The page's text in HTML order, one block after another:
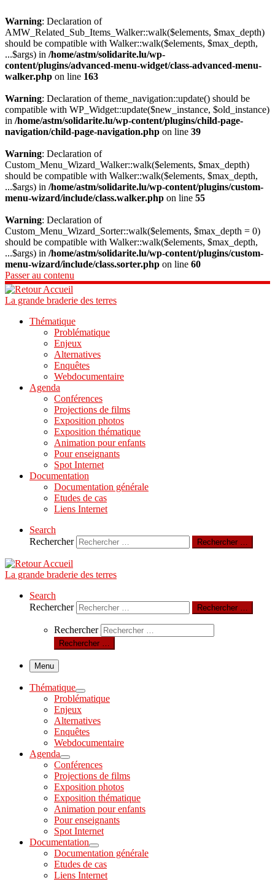
Warning: Declaration of
AMW_Related_Sub_Items_Walker::walk($elements, $max_depth)
should be compatible with Walker::walk($elements, $max_depth,
...$args) in /home/astm/solidarite.lu/wp-
content/plugins/advanced-menu-widget/class-advanced-menu-
walker.php on line 163
Warning: Declaration of theme_navigation::update() should be
compatible with WP_Widget::update($new_instance, $old_instance)
in /home/astm/solidarite.lu/wp-content/plugins/child-page-
navigation/child-page-navigation.php on line 39
Warning: Declaration of
Custom_Menu_Wizard_Walker::walk($elements, $max_depth)
should be compatible with Walker::walk($elements, $max_depth,
...$args) in /home/astm/solidarite.lu/wp-content/plugins/custom-
menu-wizard/include/class.walker.php on line 55
Warning: Declaration of
Custom_Menu_Wizard_Sorter::walk($elements, $max_depth = 0)
should be compatible with Walker::walk($elements, $max_depth,
...$args) in /home/astm/solidarite.lu/wp-content/plugins/custom-
menu-wizard/include/class.sorter.php on line 60
Passer au contenu
La grande braderie des terres
Thématique
Problématique
Enjeux
Alternatives
Enquêtes
Webdocumentaire
Agenda
Conférences
Projections de films
Exposition photos
Exposition thématique
Animation pour enfants
Pour enseignants
Spot Internet
Documentation
Documentation générale
Etudes de cas
Liens Internet
Search
Rechercher
Rechercher …
La grande braderie des terres
Search
Rechercher
Rechercher …
Rechercher
Rechercher …
Menu
Thématique
Problématique
Enjeux
Alternatives
Enquêtes
Webdocumentaire
Agenda
Conférences
Projections de films
Exposition photos
Exposition thématique
Animation pour enfants
Pour enseignants
Spot Internet
Documentation
Documentation générale
Etudes de cas
Liens Internet